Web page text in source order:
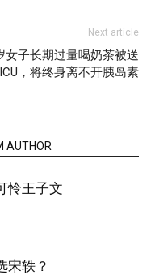
Next article
女子长期过量喝奶茶被送
，将终身离不开胰岛素
AUTHOR
怜王子文
宋轶？